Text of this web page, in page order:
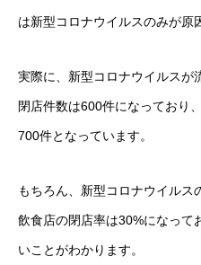
は新型コロナウイルスのみが原
実際に、新型コロナウイルスが
閉店件数は600件になっており
700件となっています。
もちろん、新型コロナウイルス
飲食店の閉店率は30%になって
いことがわかります。